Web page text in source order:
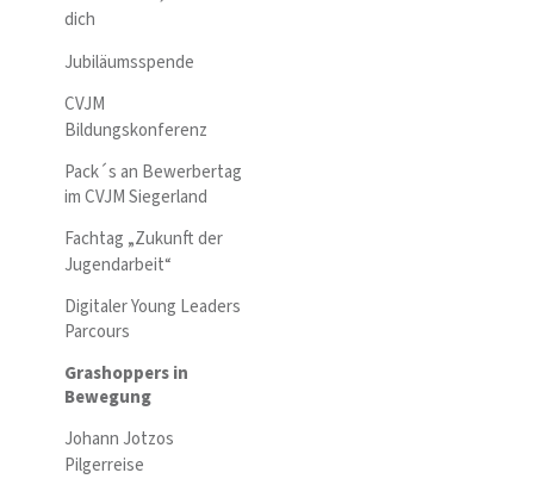
dich
Jubiläumsspende
CVJM
Bildungskonferenz
Pack´s an Bewerbertag
im CVJM Siegerland
Fachtag „Zukunft der
Jugendarbeit“
Digitaler Young Leaders
Parcours
Grashoppers in
Bewegung
Johann Jotzos
Pilgerreise